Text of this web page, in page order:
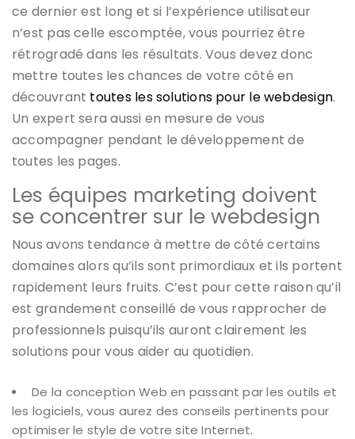
ce dernier est long et si l’expérience utilisateur
n’est pas celle escomptée, vous pourriez être
rétrogradé dans les résultats. Vous devez donc
mettre toutes les chances de votre côté en
découvrant toutes les solutions pour le webdesign.
Un expert sera aussi en mesure de vous
accompagner pendant le développement de
toutes les pages.
Les équipes marketing doivent
se concentrer sur le webdesign
Nous avons tendance à mettre de côté certains
domaines alors qu’ils sont primordiaux et ils portent
rapidement leurs fruits. C’est pour cette raison qu’il
est grandement conseillé de vous rapprocher de
professionnels puisqu’ils auront clairement les
solutions pour vous aider au quotidien.
De la conception Web en passant par les outils et
les logiciels, vous aurez des conseils pertinents pour
optimiser le style de votre site Internet.